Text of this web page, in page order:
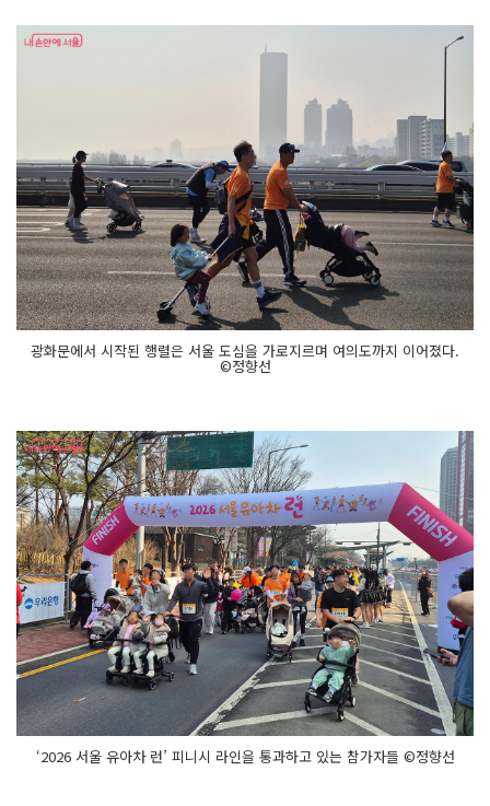
광화문에서 시작된 행렬은 서울 도심을 가로지르며 여의도까지 이어졌다.
©정향선
‘2026 서울 유아차 런’ 피니시 라인을 통과하고 있는 참가자들 ©정향선